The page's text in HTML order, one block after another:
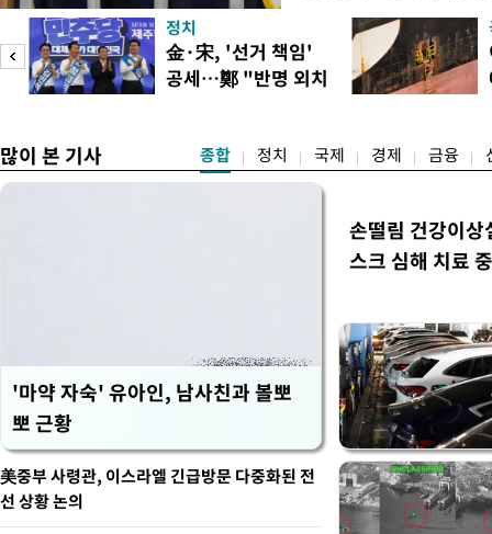
새로운 쟁점으로 떠올랐
여 근거가 사라지면서 현행
이다. 9일 법조계에 따르면
사의 수사권이 박탈되면서,
정치
金·宋, '선거 책임'
공세…鄭 "반명 외치
많이 본 기사 종합 정치 국제 경제 금융
'마약 자숙' 유아인, 남사친과 볼뽀
뽀 근황
손떨림 건강이
스크 심해 치료
美중부 사령관, 이스라엘 긴급방문 다중화된 전
선 상황 논의